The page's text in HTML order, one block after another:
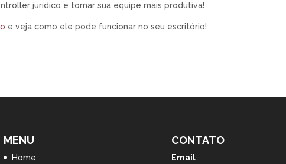
jurídico e tornar sua equipe mais produtiva!
e veja como ele pode funcionar no seu escritório!
MENU
Home
CONTATO
Email